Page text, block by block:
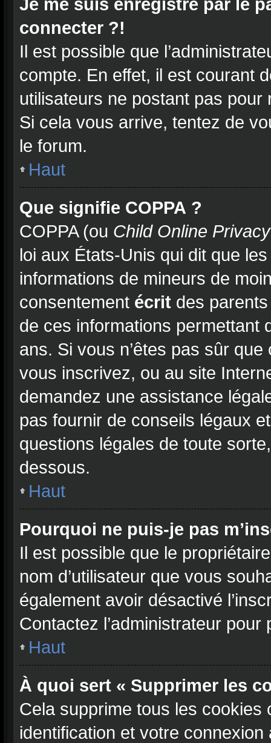
connecter ?!
Il est possible que
compte. En effet, il est courant
utilisateurs ne postant pas
Si cela vous arrive, tentez de
le forum.
Haut
Que signifie COPPA ?
COPPA (ou Child Online
loi aux États-Unis qui dit que
informations de mineurs de
consentement écrit des
de ces informations permettant
ans. Si vous n’êtes pas sûr
vous inscrivez, ou au site
demandez une assistance
pas fournir de conseils légaux
questions légales de toute
dessous.
Haut
Pourquoi ne puis-je pas
Il est possible que le
nom d’utilisateur que vous
également avoir désactivé
Contactez l’administrateur
Haut
À quoi sert « Supprimer les
Cela supprime tous les
identification et votre